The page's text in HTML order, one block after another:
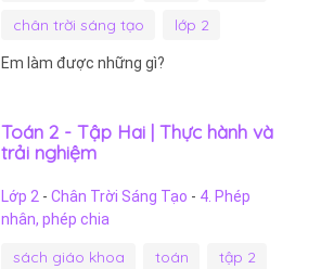
chân trời sáng tạo
lớp 2
Em làm được những gì?
Toán 2 - Tập Hai | Thực hành và
trải nghiệm
Lớp 2 - Chân Trời Sáng Tạo - 4. Phép
nhân, phép chia
sách giáo khoa toán
tập 2